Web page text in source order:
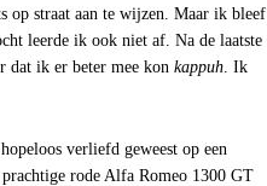
op straat aan te wijzen. Maar ik bleef
leerde ik ook niet af. Na de laatste
dat ik er beter mee kon kappuh . Ik
verliefd geweest op een
rode Alfa Romeo 1300 GT